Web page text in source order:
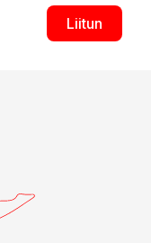
Liitun